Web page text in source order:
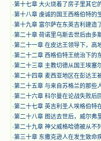
·第十七章 大火烧着了房子里其它
·第十八章 虔诚的国王西格伯特的
·第十九章 富尔萨在东英吉利建造
·第二十章 荷诺里乌斯去世后由多
·第二十一章 在皮达王领导下，高
·第二十二章 西格伯特王统治下的
·第二十三章 主教切德从国王埃塞
·第二十四章 麦西亚地区在彭达王
·第二十五章 与来自苏格兰的那些
·第二十六章 科尔曼在论战失败后
·第二十七章 英吉利圣人埃格伯特
·第二十八章 图达去世后，威尔弗
·第二十九章 神父威格哈德被从不列
·第三十章 东撒克逊人在发生致命